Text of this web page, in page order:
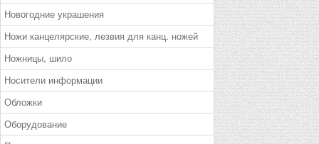
Новогодние украшения
Ножи канцелярские, лезвия для канц. ножей
Ножницы, шило
Носители информации
Обложки
Оборудование